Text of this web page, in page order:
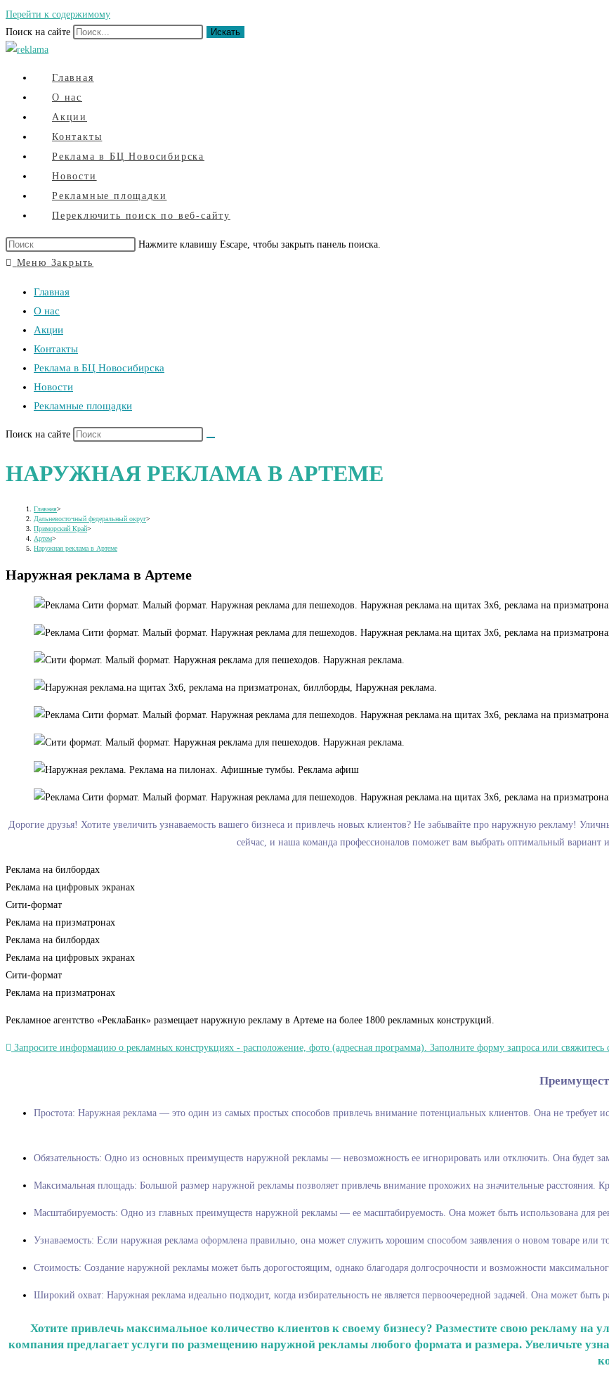
Перейти к содержимому
Поиск на сайте
Искать
Главная
О нас
Акции
Контакты
Реклама в БЦ Новосибирска
Новости
Рекламные площадки
Переключить поиск по веб-сайту
Нажмите клавишу Escape, чтобы закрыть панель поиска.
Меню Закрыть
Главная
О нас
Акции
Контакты
Реклама в БЦ Новосибирска
Новости
Рекламные площадки
Поиск на сайте
НАРУЖНАЯ РЕКЛАМА В АРТЕМЕ
Главная>
Дальневосточный федеральный округ>
Приморский Край>
Артем>
Наружная реклама в Артеме
Наружная реклама в Артеме
Дорогие друзья! Хотите увеличить узнаваемость вашего бизнеса и привлечь новых клиентов? Не забывайте про наружную рекламу!
сейчас, и наша команда профессионалов поможет вам выбрать оптимальный
Реклама на билбордах
Реклама на цифровых экранах
Сити-формат
Реклама на призматронах
Реклама на билбордах
Реклама на цифровых экранах
Сити-формат
Реклама на призматронах
Рекламное агентство «РеклаБанк» размещает наружную рекламу в Артеме на более 1800 рекламных конструкций.
Запросите информацию о рекламных конструкциях - расположение, фото (адресная программа). Заполните форму запроса или
Простота: Наружная реклама — это один из самых простых способов привлечь
Обязательность: Одно из основных преимуществ наружной рекламы — невозможность ее игнорировать или отключить. Она будет
Максимальная площадь: Большой размер наружной рекламы позволяет привлечь внимание прохожих на значительные расстояния.
Масштабируемость: Одно из главных преимуществ наружной рекламы — ее масштабируемость. Она может быть использована для
Узнаваемость: Если наружная реклама оформлена правильно, она может служить хорошим способом заявления о новом товаре или
Стоимость: Создание наружной рекламы может быть дорогостоящим, однако благодаря долгосрочности и возможности
Широкий охват: Наружная реклама идеально подходит, когда избирательность не является первоочередной задачей. Она может
Хотите привлечь максимальное количество клиентов к своему бизнесу? Разместите свою рекламу
компания предлагает услуги по размещению наружной рекламы любого формата и размера. Увеличьте